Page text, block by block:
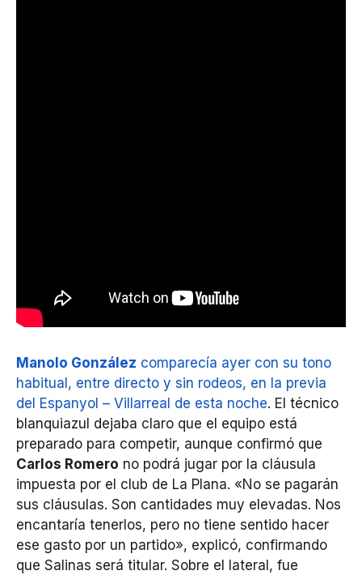
Manolo González comparecía ayer con su tono
habitual, entre directo y sin rodeos, en la previa
del Espanyol – Villarreal de esta noche. El técnico
blanquiazul dejaba claro que el equipo está
preparado para competir, aunque confirmó que
Carlos Romero no podrá jugar por la cláusula
impuesta por el club de La Plana. «No se pagarán
sus cláusulas. Son cantidades muy elevadas. Nos
encantaría tenerlos, pero no tiene sentido hacer
ese gasto por un partido», explicó, confirmando
que Salinas será titular. Sobre el lateral, fue